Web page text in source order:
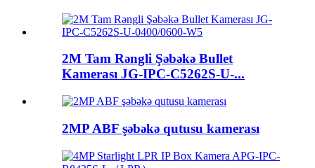
2M Tam Rəngli Şəbəkə Bullet
Kamerası JG-IPC-C5262S-U-...
2MP ABF şəbəkə qutusu kamerası